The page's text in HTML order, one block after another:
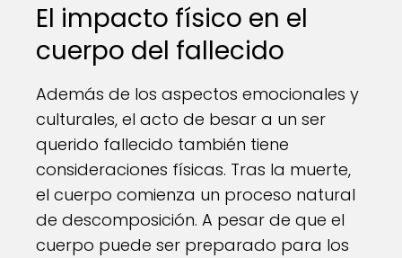
El impacto físico en el
cuerpo del fallecido
Además de los aspectos emocionales y
culturales, el acto de besar a un ser
querido fallecido también tiene
consideraciones físicas. Tras la muerte,
el cuerpo comienza un proceso natural
de descomposición. A pesar de que el
cuerpo puede ser preparado para los